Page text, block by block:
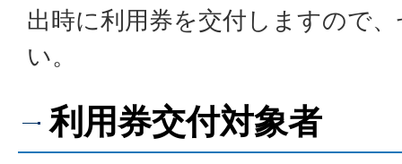
出時に利用券を交付しますので
い。
利用券交付対象者